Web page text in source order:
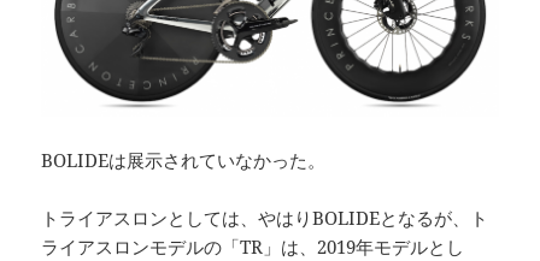
BOLIDEは展示されていなかった。
トライアスロンとしては、やはりBOLIDEとなるが、ト
ライアスロンモデルの「TR」は、2019年モデルとし